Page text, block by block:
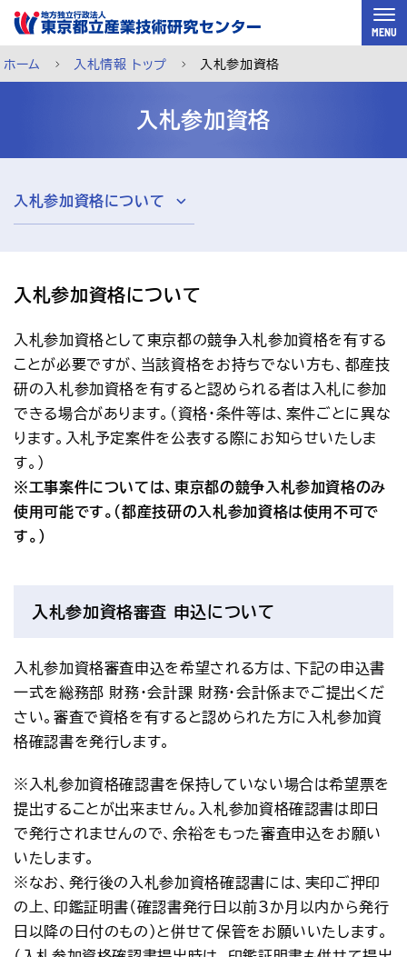
スキップして本文へ
MENU
チャットで相談 ご利用案内 メルマガ登録
アクセス お問い合わせ
ホーム 入札情報 トップ 入札参加資格
入札参加資格
入札参加資格について
入札参加資格について
入札参加資格として東京都の競争入札参加資格を有する
ことが必要ですが、当該資格をお持ちでない方も、都産技
研の入札参加資格を有すると認められる者は入札に参加
できる場合があります。(資格・条件等は、案件ごとに異な
ります。入札予定案件を公表する際にお知らせいたしま
す。)
※工事案件については、東京都の競争入札参加資格のみ
使用可能です。（都産技研の入札参加資格は使用不可で
す。）
入札参加資格審査 申込について
入札参加資格審査申込を希望される方は、下記の申込書
一式を総務部 財務･会計課 財務･会計係までご提出くだ
さい。審査で資格を有すると認められた方に入札参加資
格確認書を発行します。
※入札参加資格確認書を保持していない場合は希望票を
提出することが出来ません。入札参加資格確認書は即日
で発行されませんので、余裕をもった審査申込をお願い
いたします。
※なお、発行後の入札参加資格確認書には、実印ご押印
の上、印鑑証明書（確認書発行日以前3か月以内から発行
日以降の日付のもの）と併せて保管をお願いいたします。